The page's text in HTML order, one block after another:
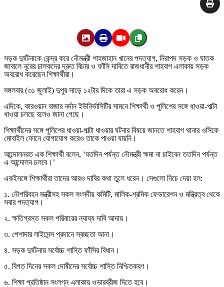
সড়ক দুর্ঘটনাকে কেন্দ্র করে নৌমন্ত্রী শাহজাহান খানের পদত্যাগ, নিরাপদ সড়ক ও ঘাতক
জাবালে নূরের চালকদের দ্রুত বিচার ও ফাঁসি দাবিতে রাজধানীর শাহবাগ এলাকায় সড়ক
অবরোধ করেছেন শিক্ষার্থীরা।
মঙ্গলবার (৩১ জুলাই) দুপুর সাড়ে ১২টার দিকে তারা এ সড়ক অবরোধ করেন।
এদিকে, কারওয়ান বাজার নর্দান ইউনির্ভাসিটির সামনে শিক্ষার্থী ও পুলিশের সঙ্গে ধাওয়া-পাল্টা
ধাওয়া চলছে বলেও জানা গেছে।
শিক্ষার্থীদের সঙ্গে পুলিশের ধাওয়া-পাল্টা ধাওয়ার ঘটনার বিষয়ে জানতে শাহবাগ থানার ওসিকে
মোবাইল ফোনে যোগাযোগ করেও তাকে পাওয়া যায়নি।
আন্দোলনরত এক শিক্ষার্থী বলেন, ‘যতদিন পর্যন্ত নৌমন্ত্রী ক্ষমা না চাইবেন ততদিন পর্যন্ত
এ আন্দোলন চলবে।’
একইসঙ্গে শিক্ষার্থীরা তাদের আরও দাবির কথা তুলে ধরেন। সেগুলো নিচে দেয়া হল:
১. নৌপরিবহন মন্ত্রীসহ সকল সংসদীয় কমিটি, মালিক-শ্রমিক ফেডারেশন ও মন্ত্রিত্ব থেকে
সবার পদত্যাগ।
২. ক্ষতিগ্রস্ত সকল পরিবারের ন্যায্য দাবি আদায়।
৩. পেশাদার লাইসেন্স প্রদানে স্বচ্ছতা আনা।
৪. সড়ক দুর্ঘটনায় সর্বোচ্চ শাস্তি ফাঁসির বিধান।
৫. বিগত দিনের সকল দোষীদের সর্বোচ্চ শাস্তি নিশ্চিতকরণ।
৬. শিক্ষা প্রতিষ্ঠান সংলগ্ন এলাকায় ওভারব্রীজ দিতে হবে।